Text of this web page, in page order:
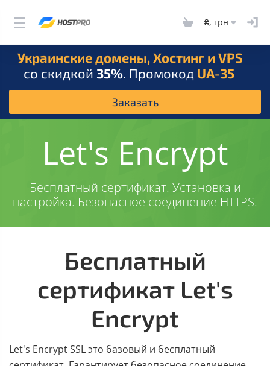
₴, грн
Украинские домены, Хостинг и VPS
со скидкой 35%. Промокод UA-35
Заказать
Let's Encrypt
Бесплатный сертификат. Установка и
настройка. Безопасное соединение HTTPS.
Бесплатный
сертификат Let's
Encrypt
Let's Encrypt SSL это базовый и бесплатный